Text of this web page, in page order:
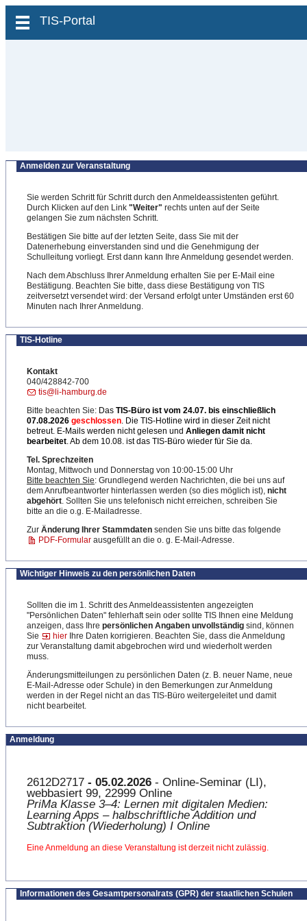
zum Inhalt wechseln
TIS-Portal
Anmelden zur Veranstaltung
Sie werden Schritt für Schritt durch den Anmeldeassistenten geführt.
Durch Klicken auf den Link "Weiter" rechts unten auf der Seite
gelangen Sie zum nächsten Schritt.
Bestätigen Sie bitte auf der letzten Seite, dass Sie mit der
Datenerhebung einverstanden sind und die Genehmigung der
Schulleitung vorliegt. Erst dann kann Ihre Anmeldung gesendet werden.
Nach dem Abschluss Ihrer Anmeldung erhalten Sie per E-Mail eine
Bestätigung. Beachten Sie bitte, dass diese Bestätigung von TIS
zeitversetzt versendet wird: der Versand erfolgt unter Umständen erst 60
Minuten nach Ihrer Anmeldung.
TIS-Hotline
Kontakt
040/428842-700
tis@li-hamburg.de
Bitte beachten Sie: Das TIS-Büro ist vom 24.07. bis einschließlich
07.08.2026 geschlossen. Die TIS-Hotline wird in dieser Zeit nicht
betreut. E-Mails werden nicht gelesen und Anliegen damit nicht
bearbeitet. Ab dem 10.08. ist das TIS-Büro wieder für Sie da.
Tel. Sprechzeiten
Montag, Mittwoch und Donnerstag von 10:00-15:00 Uhr
Bitte beachten Sie: Grundlegend werden Nachrichten, die bei uns auf
dem Anrufbeantworter hinterlassen werden (so dies möglich ist), nicht
abgehört. Sollten Sie uns telefonisch nicht erreichen, schreiben Sie
bitte an die o.g. E-Mailadresse.
Zur Änderung Ihrer Stammdaten senden Sie uns bitte das folgende
PDF-Formular ausgefüllt an die o. g. E-Mail-Adresse.
Wichtiger Hinweis zu den persönlichen Daten
Sollten die im 1. Schritt des Anmeldeassistenten angezeigten
"Persönlichen Daten" fehlerhaft sein oder sollte TIS Ihnen eine Meldung
anzeigen, dass Ihre persönlichen Angaben unvollständig sind, können
Sie
hier Ihre Daten korrigieren. Beachten Sie, dass die Anmeldung
zur Veranstaltung damit abgebrochen wird und wiederholt werden
muss.
Änderungsmitteilungen zu persönlichen Daten (z. B. neuer Name, neue
E-Mail-Adresse oder Schule) in den Bemerkungen zur Anmeldung
werden in der Regel nicht an das TIS-Büro weitergeleitet und damit
nicht bearbeitet.
Anmeldung
2612D2717 - 05.02.2026 - Online-Seminar (LI),
webbasiert 99, 22999 Online
PriMa Klasse 3–4: Lernen mit digitalen Medien:
Learning Apps – halbschriftliche Addition und
Subtraktion (Wiederholung) I Online
Eine Anmeldung an diese Veranstaltung ist derzeit nicht zulässig.
Informationen des Gesamtpersonalrats (GPR) der staatlichen Schulen